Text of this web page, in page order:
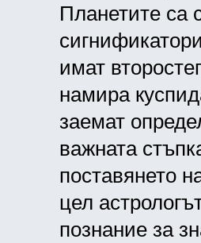
Планетите са
имат
намира
заемат
важната
поставянето
цел
познание за